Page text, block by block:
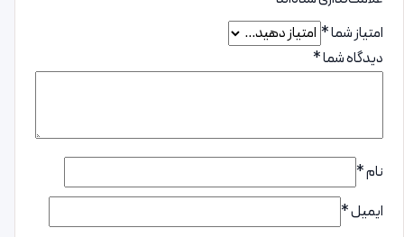
امتیاز شما*
دیدگاه شما*
نام*
ایمیل*